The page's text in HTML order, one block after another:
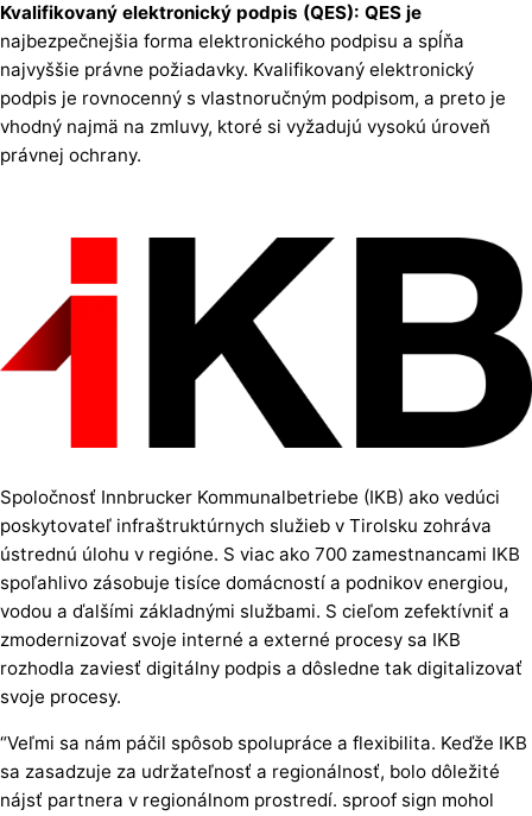
Kvalifikovaný elektronický podpis (QES): QES je
najbezpečnejšia forma elektronického podpisu a spĺňa
najvyššie právne požiadavky. Kvalifikovaný elektronický
podpis je rovnocenný s vlastnoručným podpisom, a preto je
vhodný najmä na zmluvy, ktoré si vyžadujú vysokú úroveň
právnej ochrany.
Spoločnosť Innbrucker Kommunalbetriebe (IKB) ako vedúci
poskytovateľ infraštruktúrnych služieb v Tirolsku zohráva
ústrednú úlohu v regióne. S viac ako 700 zamestnancami IKB
spoľahlivo zásobuje tisíce domácností a podnikov energiou,
vodou a ďalšími základnými službami. S cieľom zefektívniť a
zmodernizovať svoje interné a externé procesy sa IKB
rozhodla zaviesť digitálny podpis a dôsledne tak digitalizovať
svoje procesy.
“Veľmi sa nám páčil spôsob spolupráce a flexibilita. Keďže IKB
sa zasadzuje za udržateľnosť a regionálnosť, bolo dôležité
nájsť partnera v regionálnom prostredí. sproof sign mohol